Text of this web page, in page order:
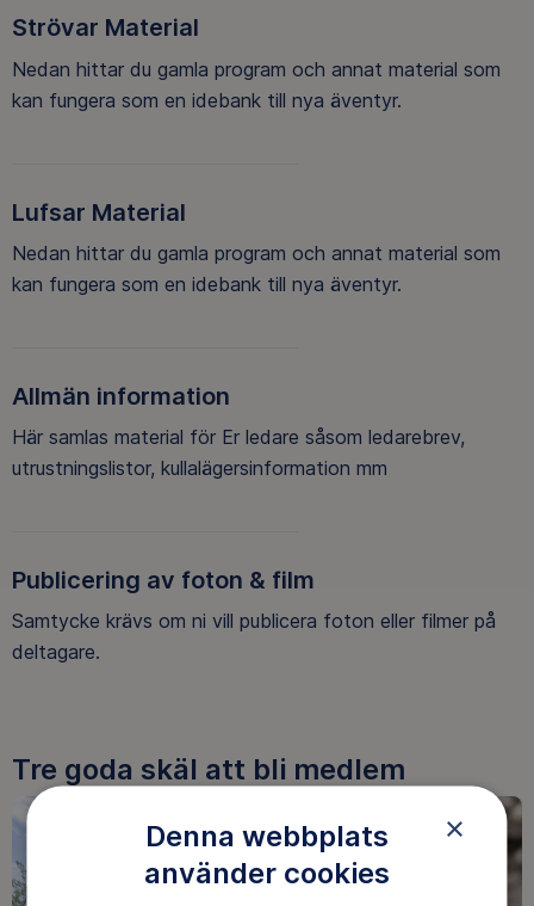
Strövar Material
Nedan hittar du gamla program och annat material som
kan fungera som en idebank till nya äventyr.
Lufsar Material
Nedan hittar du gamla program och annat material som
kan fungera som en idebank till nya äventyr.
Allmän information
Här samlas material för Er ledare såsom ledarebrev,
utrustningslistor, kullalägersinformation mm
Publicering av foton & film
Samtycke krävs om ni vill publicera foton eller filmer på
deltagare.
Tre goda skäl att bli medlem
×
Denna webbplats
använder cookies